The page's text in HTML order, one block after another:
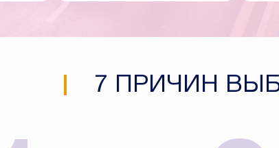
7 ПРИЧИН